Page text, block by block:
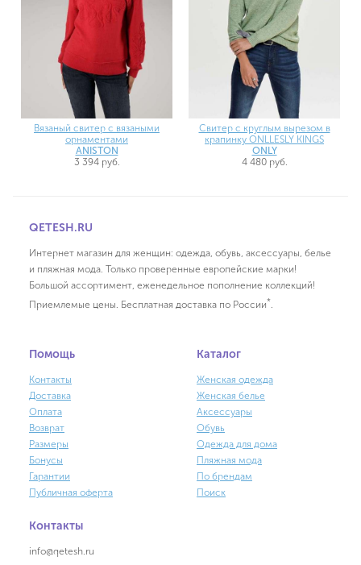
Вязаный свитер с вязаными
орнаментами
ANISTON
3 394 руб.
Свитер с круглым вырезом в
крапинку ONLLESLY KINGS
ONLY
4 480 руб.
QETESH.RU
Интернет магазин для женщин: одежда, обувь, аксессуары, белье
и пляжная мода. Только проверенные европейские марки!
Большой ассортимент, еженедельное пополнение коллекций!
Приемлемые цены. Бесплатная доставка по России*.
Контакты
info@qetesh.ru
Помощь
Контакты
Доставка
Оплата
Возврат
Размеры
Бонусы
Гарантии
Публичная оферта
Каталог
Женская одежда
Женская белье
Аксессуары
Обувь
Одежда для дома
Пляжная мода
По брендам
Поиск